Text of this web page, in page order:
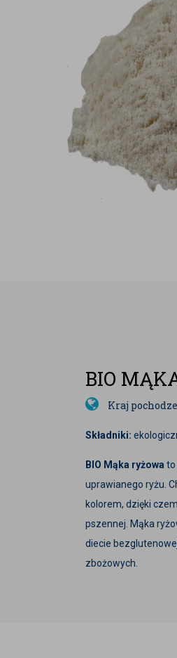
BIO
Kraj
Składniki:
BIO Mąka ryżowa to
uprawianego ryżu.
kolorem, dzięki
pszennej. Mąka
diecie
zbożowych.